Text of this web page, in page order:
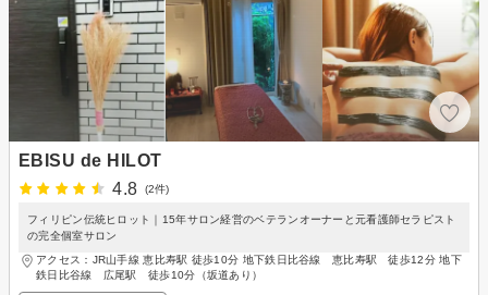
EBISU de HILOT
4.8
(2件)
フィリピン伝統ヒロット｜15年サロン経営のベテランオーナーと元看護師セラピスト
の完全個室サロン
アクセス：JR山手線 恵比寿駅 徒歩10分 地下鉄日比谷線 恵比寿駅 徒歩12分 地下
鉄日比谷線 広尾駅 徒歩10分（坂道あり）